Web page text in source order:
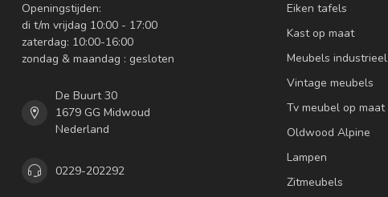
Openingstijden:
di t/m vrijdag 10:00 - 17:00
zaterdag: 10:00-16:00
zondag & maandag : gesloten
De Buurt 30
1679 GG Midwoud
Nederland
0229-202292
Eiken tafels
Kast op maat
Meubels industrieel
Vintage meubels
Tv meubel op maat
Oldwood Alpine
Lampen
Zitmeubels